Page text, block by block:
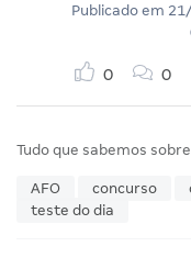
Publicado em
0 0
Tudo que sabemos
AFO concurso
teste do dia